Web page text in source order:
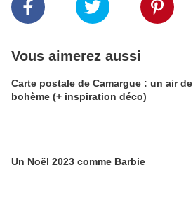
Vous aimerez aussi
Carte postale de Camargue : un air de
bohème (+ inspiration déco)
Un Noël 2023 comme Barbie